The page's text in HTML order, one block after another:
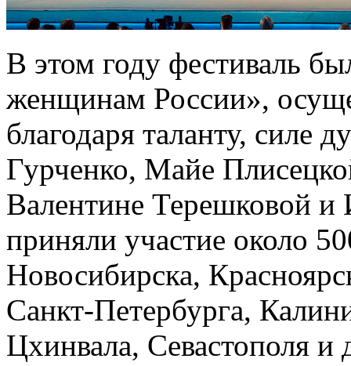
В этом году фестиваль
женщинам России»,
благодаря таланту,
Гурченко, Майе
Валентине Терешковой
приняли участие около
Новосибирска,
Санкт-Петербурга,
Цхинвала, Севастополя и